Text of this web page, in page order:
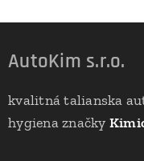
AutoKim s.r.o.
kvalitná talianska
hygiena značky